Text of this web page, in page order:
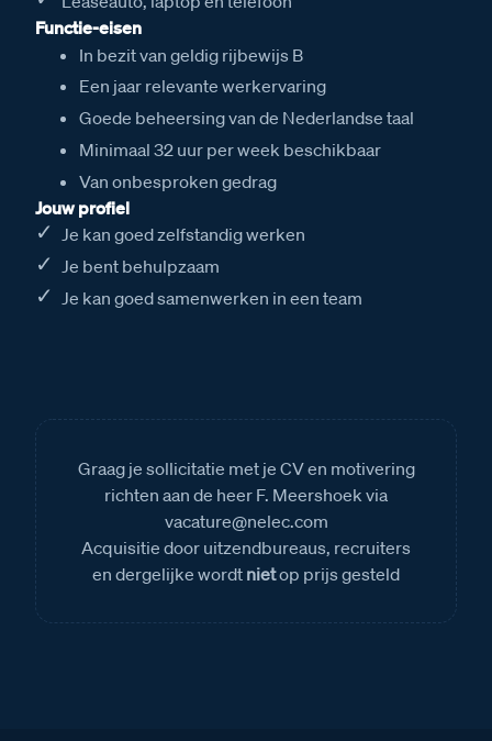
Functie-eisen
In bezit van geldig rijbewijs B
Een jaar relevante werkervaring
Goede beheersing van de Nederlandse taal
Minimaal 32 uur per week beschikbaar
Van onbesproken gedrag
Jouw profiel
Je kan goed zelfstandig werken
Je bent behulpzaam
Je kan goed samenwerken in een team
Graag je sollicitatie met je CV en motivering
richten aan de heer F. Meershoek via
vacature@nelec.com
Acquisitie door uitzendbureaus, recruiters
en dergelijke wordt nietop prijs gesteld